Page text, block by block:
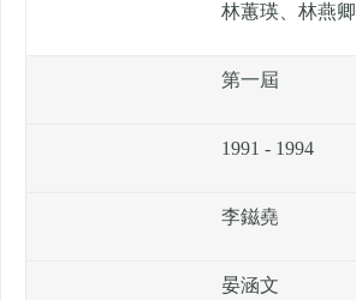
林蕙瑛、林燕卿
第一屆
1991 - 1994
李鎡堯
晏涵文